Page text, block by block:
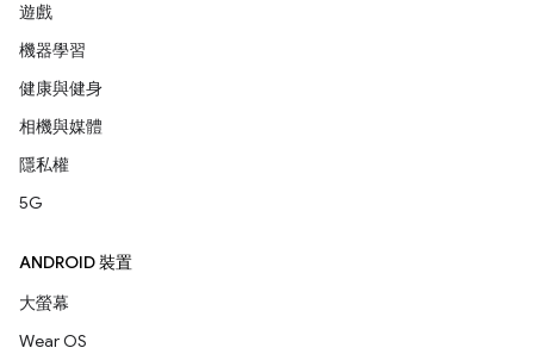
遊戲
機器學習
健康與健身
相機與媒體
隱私權
5G
ANDROID 裝置
大螢幕
Wear OS